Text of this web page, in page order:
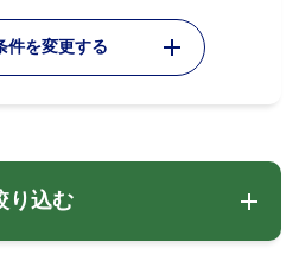
件を変更する
り込む